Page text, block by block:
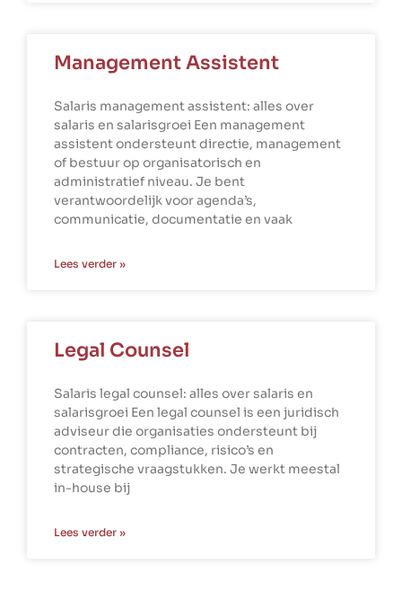
Management Assistent
Salaris management assistent: alles over
salaris en salarisgroei Een management
assistent ondersteunt directie, management
of bestuur op organisatorisch en
administratief niveau. Je bent
verantwoordelijk voor agenda’s,
communicatie, documentatie en vaak
Lees verder »
Legal Counsel
Salaris legal counsel: alles over salaris en
salarisgroei Een legal counsel is een juridisch
adviseur die organisaties ondersteunt bij
contracten, compliance, risico’s en
strategische vraagstukken. Je werkt meestal
in-house bij
Lees verder »